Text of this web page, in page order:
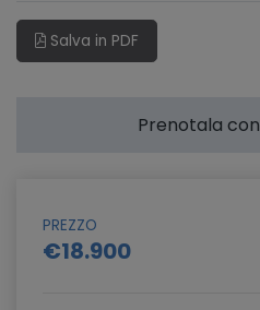
Salva in PDF
Prenotala con
PREZZO
€18.900